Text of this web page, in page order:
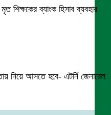
শিক্ষকের ব্যাংক হিসাব ব্যবহার
আসতে হবে- এটর্নি জেনারেল